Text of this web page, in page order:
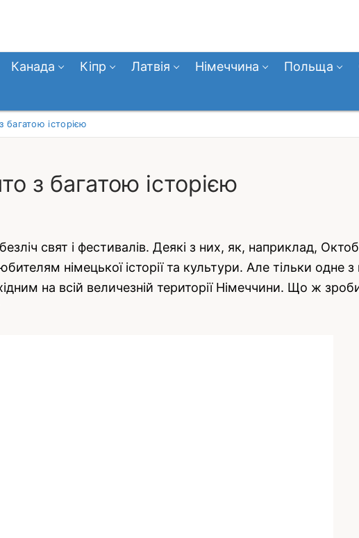
Канада Кіпр Латвія Німеччина Польща
багатою історією
з багатою історією
свят і фестивалів. Деякі з них, як, наприклад,
німецької історії та культури. Але тільки одне
на всій величезній території Німеччини. Що ж